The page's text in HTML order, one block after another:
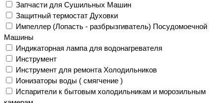
Запчасти для Сушильных Машин
Защитный термостат Духовки
Импеллер (Лопасть - разбрызгиватель) Посудомоечной
Машины
Индикаторная лампа для водонагревателя
Инструмент
Инструмент для ремонта Холодильников
Ионизаторы воды ( смягчение )
Испарители к бытовым холодильникам и морозильным